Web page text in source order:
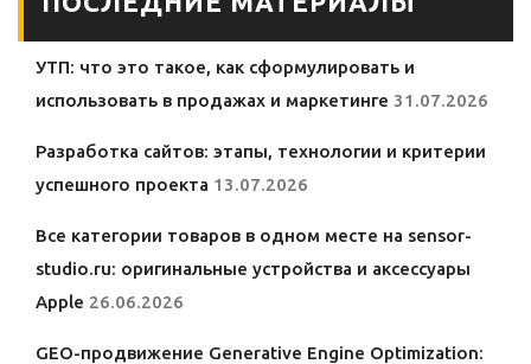
УТП: что это такое, как сформулировать и
использовать в продажах и маркетинге 31.07.2026
Разработка сайтов: этапы, технологии и критерии
успешного проекта 13.07.2026
Все категории товаров в одном месте на sensor-
studio.ru: оригинальные устройства и аксессуары
Apple 26.06.2026
GEO-продвижение Generative Engine Optimization: